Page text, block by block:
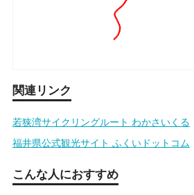
関連リンク
若狭湾サイクリングルート わかさいくる
福井県公式観光サイト ふくいドットコム
こんな人におすすめ